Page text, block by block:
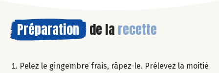
Préparation de la recette
Pelez le gingembre frais, râpez-le. Prélevez la moitié